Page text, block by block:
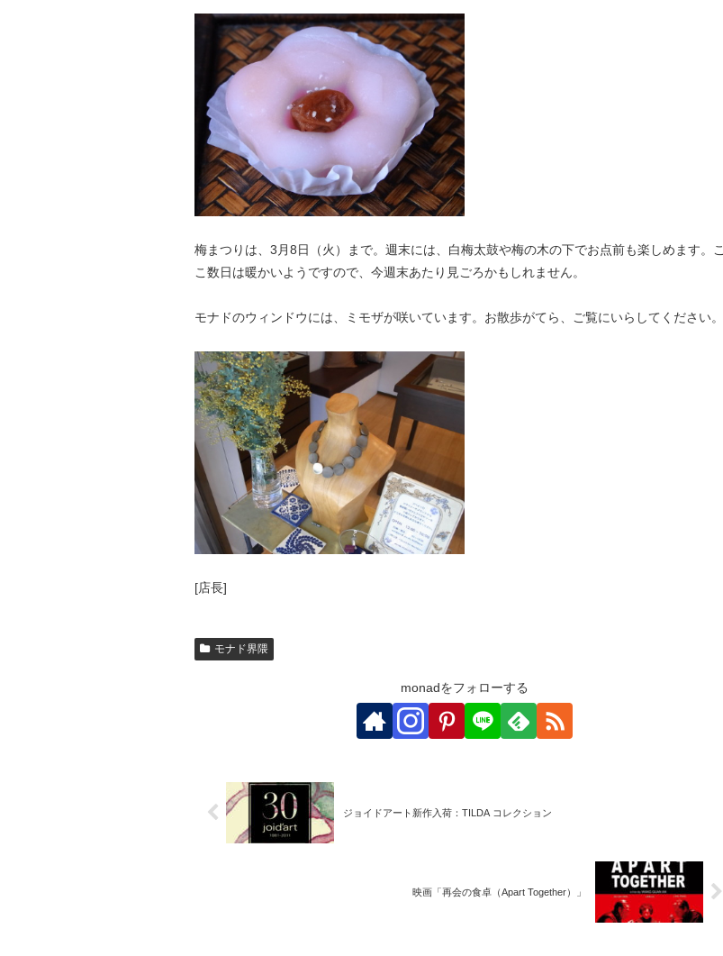
梅まつりは、3月8日（火）まで。週末には、白梅太鼓や梅の木の下でお点前も楽しめます。こ
こ数日は暖かいようですので、今週末あたり見ごろかもしれません。
モナドのウィンドウには、ミモザが咲いています。お散歩がてら、ご覧にいらしてください。
[店長]
モナド界隈
monadをフォローする
ジョイドアート新作入荷：TILDA コレクション
映画「再会の食卓（Apart Together）」